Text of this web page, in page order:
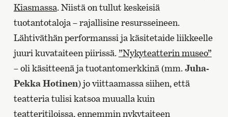
Kiasmassa. Niistä on tullut keskeisiä
tuotantotaloja – rajallisine resursseineen.
Lähtiväthän performanssi ja käsitetaide liikkeelle
juuri kuvataiteen piirissä. ”Nykyteatterin museo”
– oli käsitteenä ja tuotantomerkkinä (mm.Juha-
Pekka Hotinen) jo viittaamassa siihen, että
teatteria tulisi katsoa muualla kuin
teatteritiloissa, ennemmin nykytaiteen